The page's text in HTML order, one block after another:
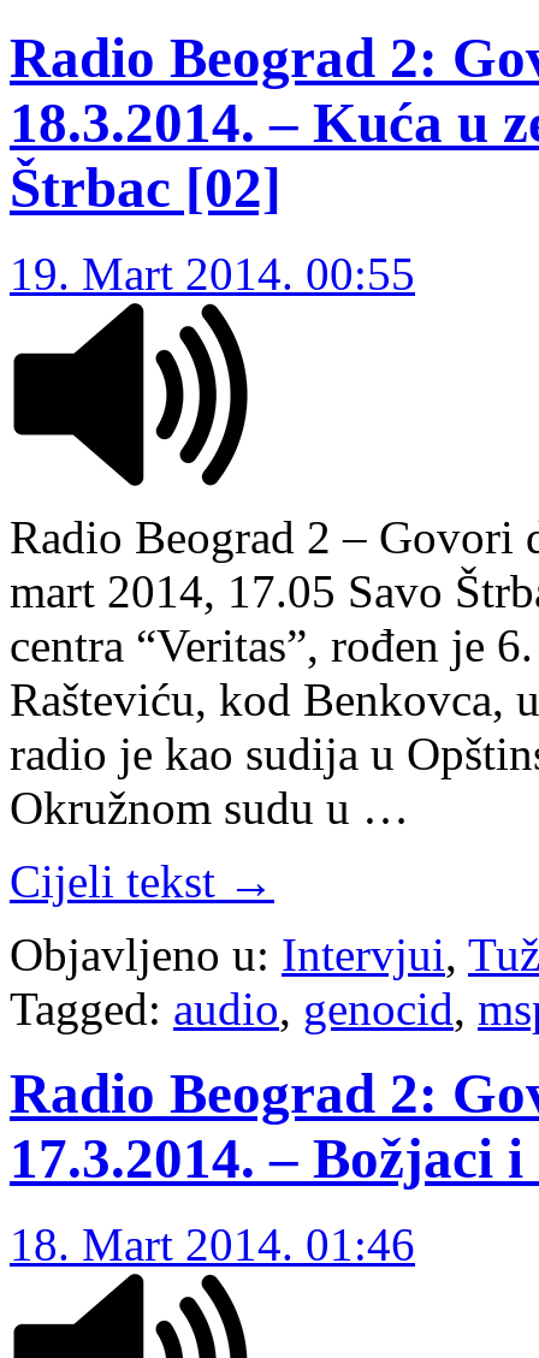
Radio Beograd 2:
18.3.2014. – Kuća u
Štrbac [02]
19. Mart 2014. 00:55
Radio Beograd 2 – Govori
mart 2014, 17.05 Savo
centra “Veritas”, rođen je
Rašteviću, kod Benkovca,
radio je kao sudija u
Okružnom sudu u …
Cijeli tekst →
Objavljeno u: Intervjui,
Tagged: audio, genocid,
Radio Beograd 2:
17.3.2014. – Božjaci
18. Mart 2014. 01:46